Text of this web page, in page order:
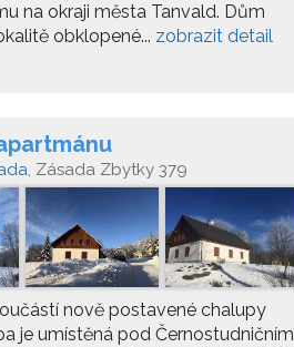
na okraji města Tanvald. Dům
obklopené... zobrazit detail
, Zásada Zbytky 379
nově postavené chalupy
je umístěná pod Černostudničním